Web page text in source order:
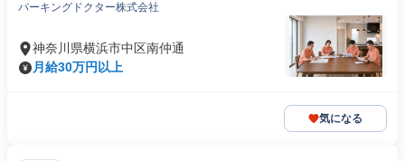
パーキングドクター株式会社
神奈川県横浜市中区南仲通
月給30万円以上
気になる